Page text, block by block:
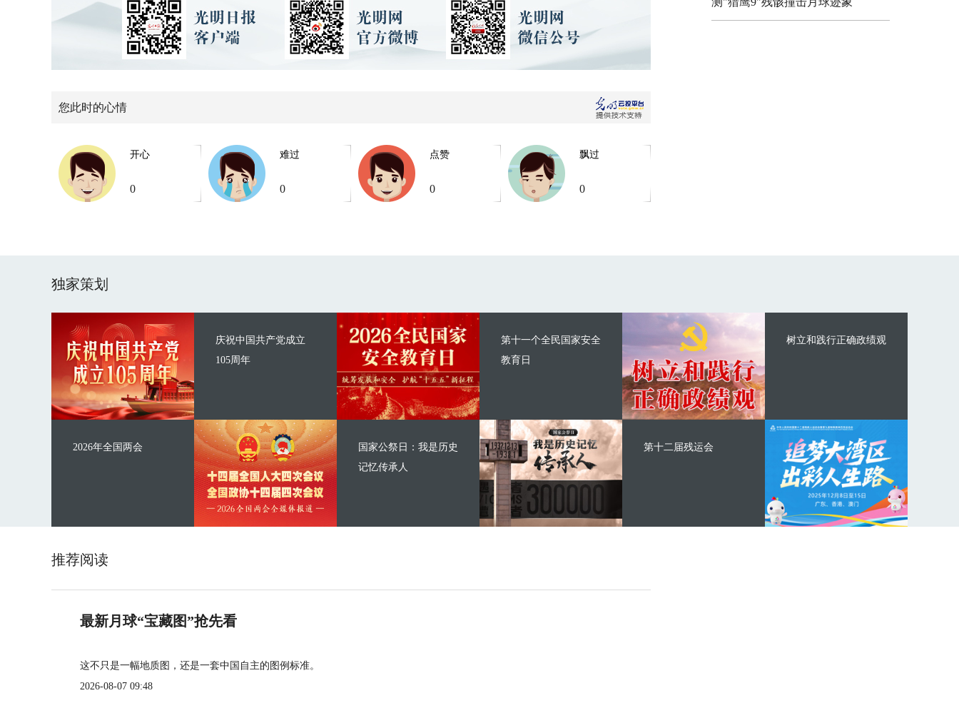
您此时的心情
开心
0
难过
0
点赞
0
飘过
0
独家策划
庆祝中国共产党成立
105周年
2026年全国两会
第十一个全民国家安全
教育日
国家公祭日：我是历史
记忆传承人
树立和践行正确政绩观
第十二届残运会
推荐阅读
最新月球“宝藏图”抢先看
这不只是一幅地质图，还是一套中国自主的图例标准。
2026-08-07 09:48